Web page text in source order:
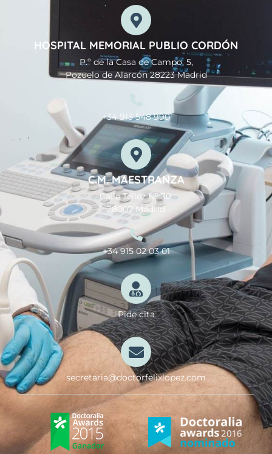
HOSPITAL MEMORIAL PUBLIO CORDÓN
P.º de la Casa de Campo, 5,
Pozuelo de Alarcón 28223 Madrid
+34 913 548 990
C.M. MAESTRANZA
Calle Téllez Nº 30,
28007 Madrid
+34 915 02 03 01
Pide cita
secretaria@doctorfelixlopez.com